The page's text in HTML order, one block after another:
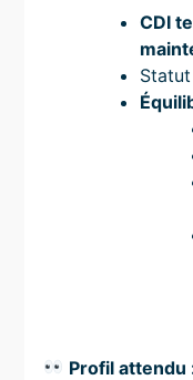
CDI
Profil attendu